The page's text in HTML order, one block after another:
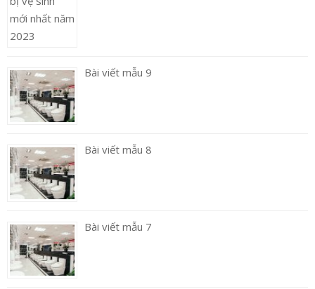
Bài viết mẫu 9
Bài viết mẫu 8
Bài viết mẫu 7